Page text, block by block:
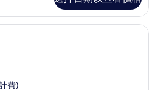
King Suite, Pool View | 羽絨被、迷你
費)